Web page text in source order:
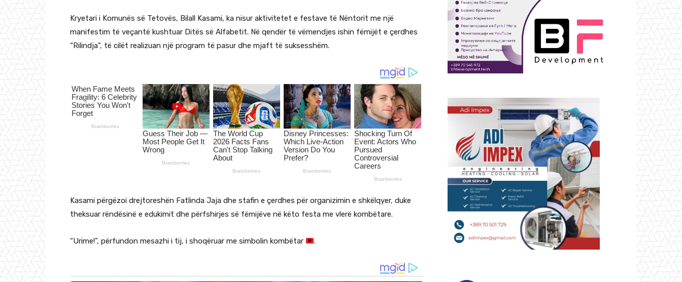
Kryetari i Komunës së Tetovës, Bilall Kasami, ka nisur aktivitetet e festave të Nëntorit me një
manifestim të veçantë kushtuar Ditës së Alfabetit. Në qendër të vëmendjes ishin fëmijët e çerdhes
“Rilindja”, të cilët realizuan një program të pasur dhe mjaft të suksesshëm.
Kasami përgëzoi drejtoreshën Fatlinda Jaja dhe stafin e çerdhes për organizimin e shkëlqyer, duke
theksuar rëndësinë e edukimit dhe përfshirjes së fëmijëve në këto festa me vlerë kombëtare.
“Urime!”, përfundon mesazhi i tij, i shoqëruar me simbolin kombëtar .